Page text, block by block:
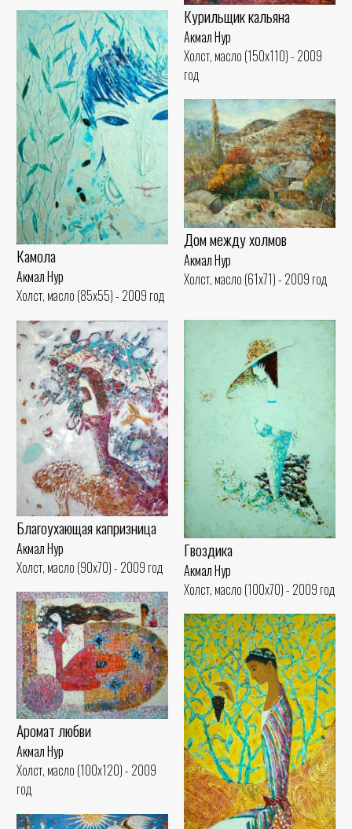
Курильщик кальяна
Акмал Нур
Холст, масло (150x110) - 2009
год
Камола
Акмал Нур
Холст, масло (85x55) - 2009 год
Дом между холмов
Акмал Нур
Холст, масло (61x71) - 2009 год
Гвоздика
Акмал Нур
Холст, масло (100x70) - 2009 год
Благоухающая капризница
Акмал Нур
Холст, масло (90x70) - 2009 год
Аромат любви
Акмал Нур
Холст, масло (100x120) - 2009
год